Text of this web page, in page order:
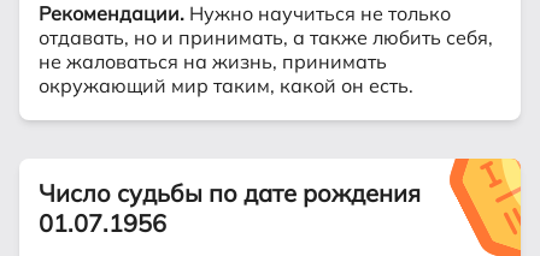
Рекомендации. Нужно научиться не только
отдавать, но и принимать, а также любить себя,
не жаловаться на жизнь, принимать
окружающий мир таким, какой он есть.
Число судьбы по дате рождения
01.07.1956